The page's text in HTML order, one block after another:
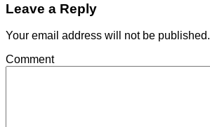
Leave a Reply
Your email address will not be published.
Comment